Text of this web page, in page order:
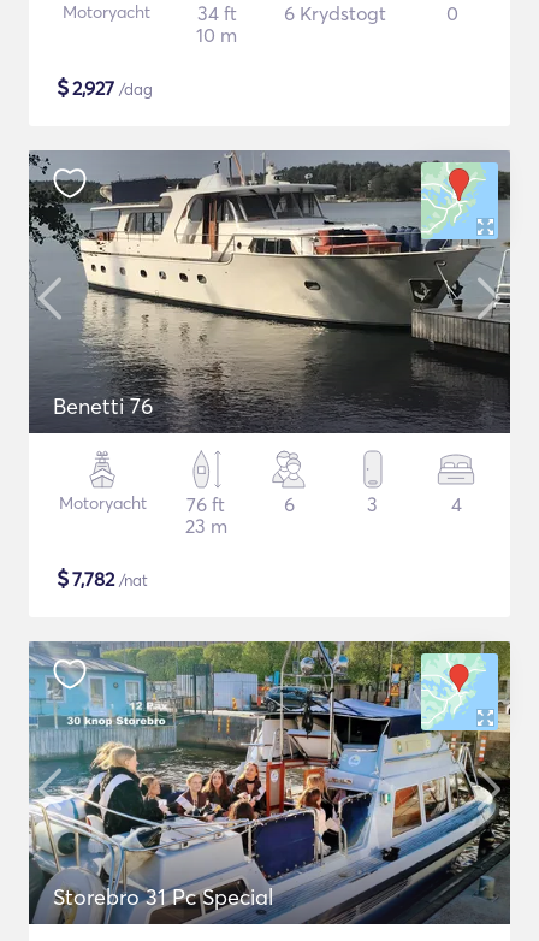
Motoryacht
34 ft
10 m
6 Krydstogt 0
$2,927 /dag
Benetti 76
Motoryacht
76 ft
23 m
6 3 4
$7,782/nat
Storebro 31 Pc Special